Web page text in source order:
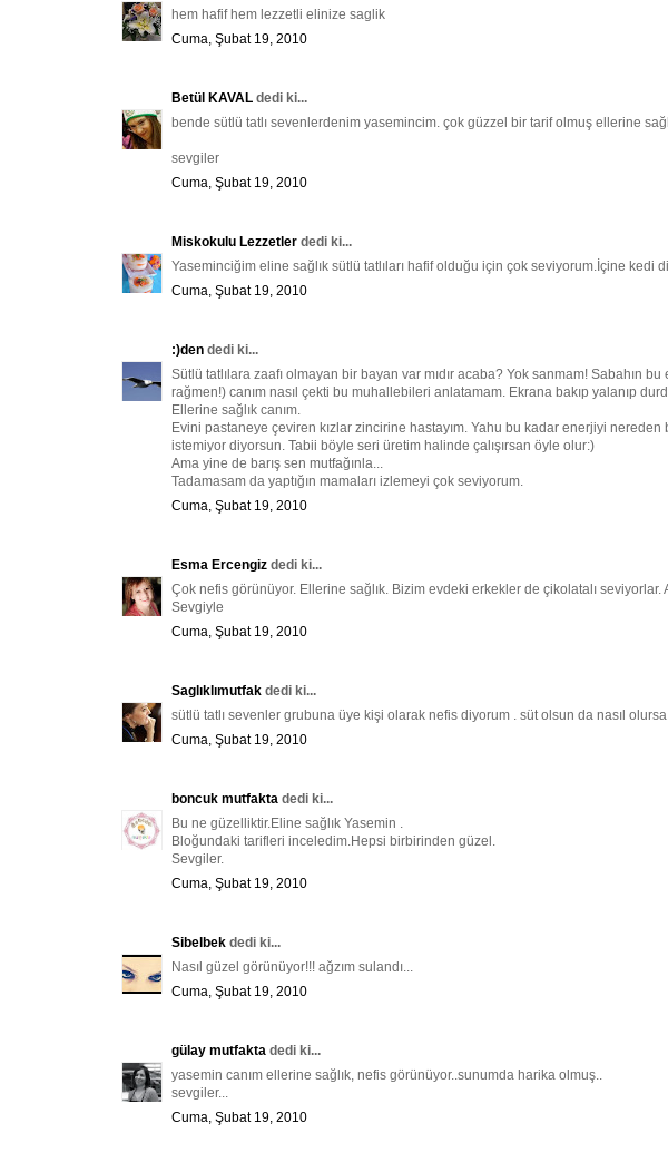
hem hafif hem lezzetli elinize saglik
Cuma, Şubat 19, 2010
Betül KAVAL dedi ki...
bende sütlü tatlı sevenlerdenim yasemincim. çok güzzel bir tarif olmuş ellerine
sevgiler
Cuma, Şubat 19, 2010
Miskokulu Lezzetler dedi ki...
Yaseminciğim eline sağlık sütlü tatlıları hafif olduğu için çok seviyorum.İçine
Cuma, Şubat 19, 2010
:)den dedi ki...
Sütlü tatlılara zaafı olmayan bir bayan var mıdır acaba? Yok sanmam! Sabahın
rağmen!) canım nasıl çekti bu muhallebileri anlatamam. Ekrana bakıp yalanıp
Ellerine sağlık canım.
Evini pastaneye çeviren kızlar zincirine hastayım. Yahu bu kadar enerjiyi
istemiyor diyorsun. Tabii böyle seri üretim halinde çalışırsan öyle olur:)
Ama yine de barış sen mutfağınla...
Tadamasam da yaptığın mamaları izlemeyi çok seviyorum.
Cuma, Şubat 19, 2010
Esma Ercengiz dedi ki...
Çok nefis görünüyor. Ellerine sağlık. Bizim evdeki erkekler de çikolatalı
Sevgiyle
Cuma, Şubat 19, 2010
Saglıklımutfak dedi ki...
sütlü tatlı sevenler grubuna üye kişi olarak nefis diyorum . süt olsun da nasıl
Cuma, Şubat 19, 2010
boncuk mutfakta dedi ki...
Bu ne güzelliktir.Eline sağlık Yasemin .
Bloğundaki tarifleri inceledim.Hepsi birbirinden güzel.
Sevgiler.
Cuma, Şubat 19, 2010
Sibelbek dedi ki...
Nasıl güzel görünüyor!!! ağzım sulandı...
Cuma, Şubat 19, 2010
gülay mutfakta dedi ki...
yasemin canım ellerine sağlık, nefis görünüyor..sunumda harika olmuş..
sevgiler...
Cuma, Şubat 19, 2010